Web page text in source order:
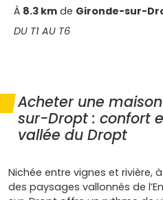
À 8.3 km de Gironde-sur-
DU T1 AU T6
Acheter une
sur-Dropt : confort
vallée du Dropt
Nichée entre vignes et rivière,
des paysages vallonnés de